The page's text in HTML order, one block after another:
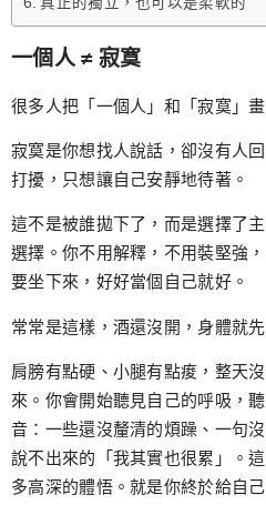
一個人 ≠ 寂寞
很多人把「一個人」和「寂寞」
寂寞是你想找人說話，卻沒有人
打擾，只想讓自己安靜地待著。
這不是被誰拋下了，而是選擇了
選擇。你不用解釋，不用裝堅強
要坐下來，好好當個自己就好。
常常是這樣，酒還沒開，身體就
肩膀有點硬、小腿有點痠，整天
來。你會開始聽見自己的呼吸，
音：一些還沒釐清的煩躁、一句
說不出來的「我其實也很累」。
多高深的體悟。就是你終於給自